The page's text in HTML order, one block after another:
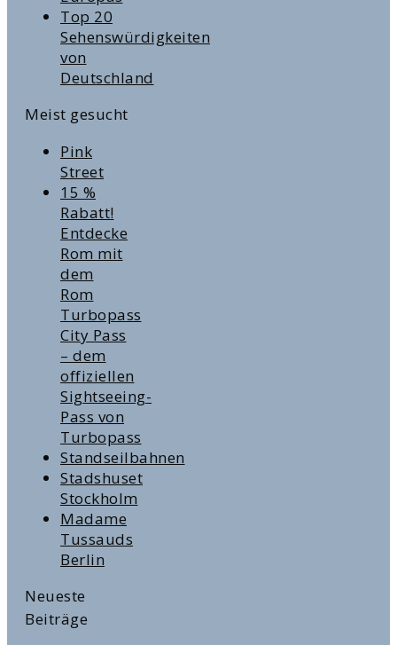
Top 20
Sehenswürdigkeiten
von
Deutschland
Meist gesucht
Pink
Street
15 %
Rabatt!
Entdecke
Rom mit
dem
Rom
Turbopass
City Pass
– dem
offiziellen
Sightseeing-
Pass von
Turbopass
Standseilbahnen
Stadshuset
Stockholm
Madame
Tussauds
Berlin
Neueste
Beiträge